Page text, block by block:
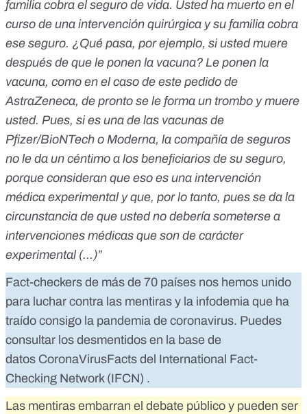
familia cobra el seguro de vida. Usted ha muerto en el
curso de una intervención quirúrgica y su familia cobra
ese seguro. ¿Qué pasa, por ejemplo, si usted muere
después de que le ponen la vacuna? Le ponen la
vacuna, como en el caso de este pedido de
AstraZeneca, de pronto se le forma un trombo y muere
usted. Pues, si es una de las vacunas de
Pfizer/BioNTech o Moderna, la compañía de seguros
no le da un céntimo a los beneficiarios de su seguro,
porque consideran que eso es una intervención
médica experimental y que, por lo tanto, pues se da la
circunstancia de que usted no debería someterse a
intervenciones médicas que son de carácter
experimental (...)”
Fact-checkers de más de 70 países nos hemos unido
para luchar contra las mentiras y la infodemia que ha
traído consigo la pandemia de coronavirus. Puedes
consultar los desmentidos en la base de
datos CoronaVirusFacts del International Fact-
Checking Network (IFCN) .
Las mentiras embarran el debate público y pueden ser